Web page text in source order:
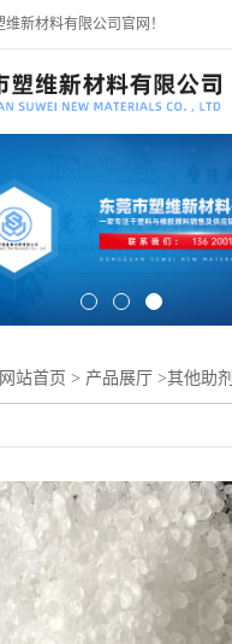
新材料有限公司官网！
网站首页 > 产品展厅 >其他助剂